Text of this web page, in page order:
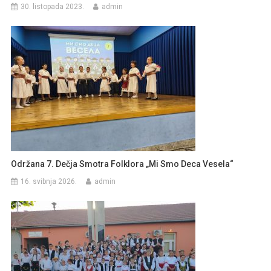
30. listopada 2023. admin
Održana 7. Dečja Smotra Folklora „Mi Smo Deca Veselа“
16. svibnja 2026. admin